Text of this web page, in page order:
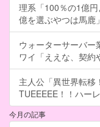
理系「100％の1億
億を選ぶやつは馬鹿
ウォーターサーバー
ワイ「ええな、契約
主人公「異世界転
TUEEEEE！！ハー
今月の記事